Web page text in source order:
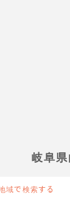
岐阜
域で検索する